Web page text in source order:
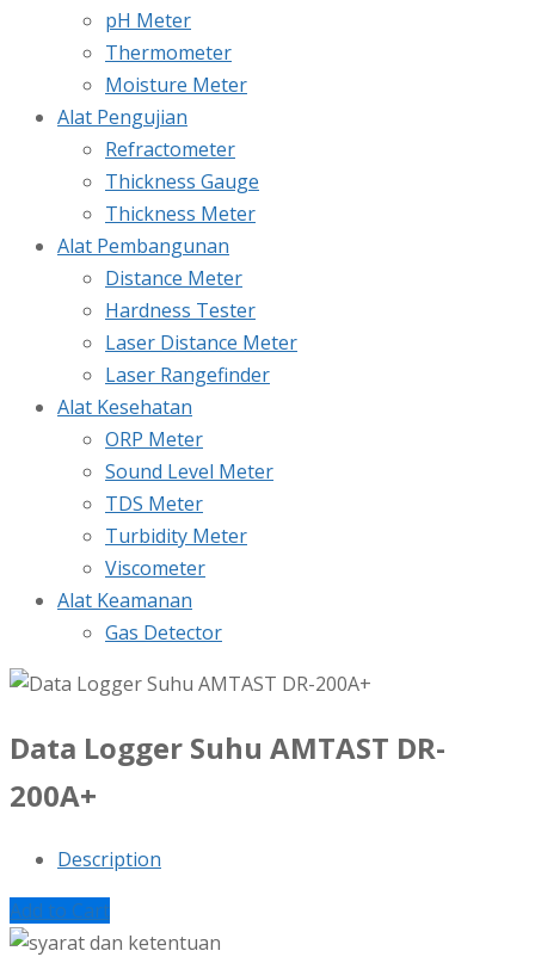
pH Meter
Thermometer
Moisture Meter
Alat Pengujian
Refractometer
Thickness Gauge
Thickness Meter
Alat Pembangunan
Distance Meter
Hardness Tester
Laser Distance Meter
Laser Rangefinder
Alat Kesehatan
ORP Meter
Sound Level Meter
TDS Meter
Turbidity Meter
Viscometer
Alat Keamanan
Gas Detector
Data Logger Suhu AMTAST DR-
200A+
Description
Add to Cart